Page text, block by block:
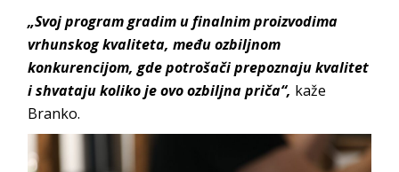
„Svoj program gradim u finalnim proizvodima
vrhunskog kvaliteta, među ozbiljnom
konkurencijom, gde potrošači prepoznaju kvalitet
i shvataju koliko je ovo ozbiljna priča“, kaže
Branko.